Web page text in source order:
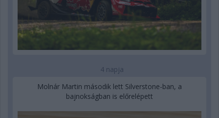
4 napja
Molnár Martin második lett Silverstone-ban, a
bajnokságban is előrelépett